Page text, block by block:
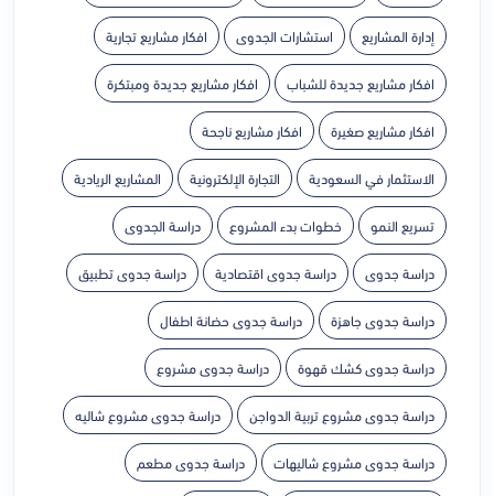
إدارة المشاريع استشارات الجدوى افكار مشاريع تجارية
افكار مشاريع جديدة للشباب افكار مشاريع جديدة ومبتكرة
افكار مشاريع صغيرة افكار مشاريع ناجحة
الاستثمار في السعودية التجارة الإلكترونية المشاريع الريادية
تسريع النمو خطوات بدء المشروع دراسة الجدوى
دراسة جدوى دراسة جدوى اقتصادية دراسة جدوى تطبيق
دراسة جدوى جاهزة دراسة جدوى حضانة اطفال
دراسة جدوى كشك قهوة دراسة جدوى مشروع
دراسة جدوى مشروع تربية الدواجن دراسة جدوى مشروع شاليه
دراسة جدوى مشروع شاليهات دراسة جدوى مطعم